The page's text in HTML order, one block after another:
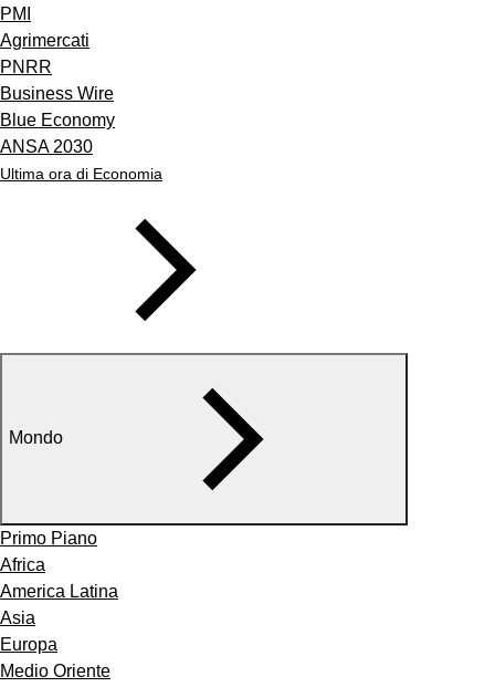
PMI
Agrimercati
PNRR
Business Wire
Blue Economy
ANSA 2030
Ultima ora di Economia
Mondo
Primo Piano
Africa
America Latina
Asia
Europa
Medio Oriente